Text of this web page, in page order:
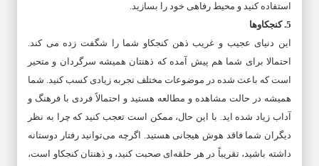
استفاده کنید و محیط رفاهی خود را بسازید.
5. کنجکاوها
این دنیای عجیب و غریب ذهن کنجکاو شما را شگفت زده می کند.
احتمالا برای شما هم پیش آمده که ذهنتان همیشه سرگردان و متحیر
است که باعث شده در موضوعات مختلف تجربه زیادی کسب کنید. شما
همیشه در حالت مشاهده و مطالعه هستید و احتمالاً فردی با فرهنگ و
آداب زیاد شده اید. با این حال، ممکن است تعجب کنید که چرا به نظر
دیگران شما فاقد هوش هیجانی هستید. اگرچه می‌توانید رفتار دوستانه
داشته باشید، تقریباً در هر حلقه‌ای صحبت کنید، و ذهنتان کنجکاو است،